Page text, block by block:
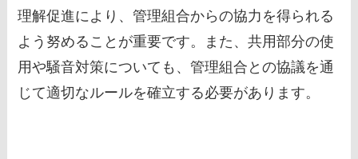
理解促進により、管理組合からの協力を得られる
よう努めることが重要です。また、共用部分の使
用や騒音対策についても、管理組合との協議を通
じて適切なルールを確立する必要があります。